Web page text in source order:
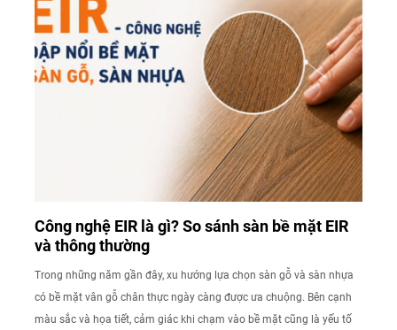
Công nghệ EIR là gì? So sánh sàn bề mặt EIR
và thông thường
Trong những năm gần đây, xu hướng lựa chọn sàn gỗ và sàn nhựa
có bề mặt vân gỗ chân thực ngày càng được ưa chuộng. Bên cạnh
màu sắc và họa tiết, cảm giác khi chạm vào bề mặt cũng là yếu tố